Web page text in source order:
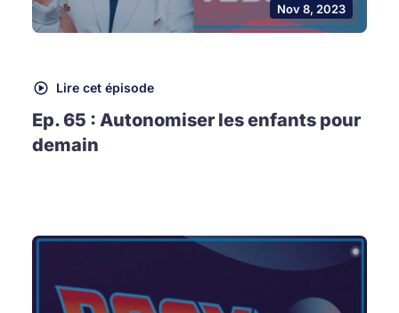
Nov 8, 2023
Lire cet épisode
Ep. 65 : Autonomiser les enfants pour
demain